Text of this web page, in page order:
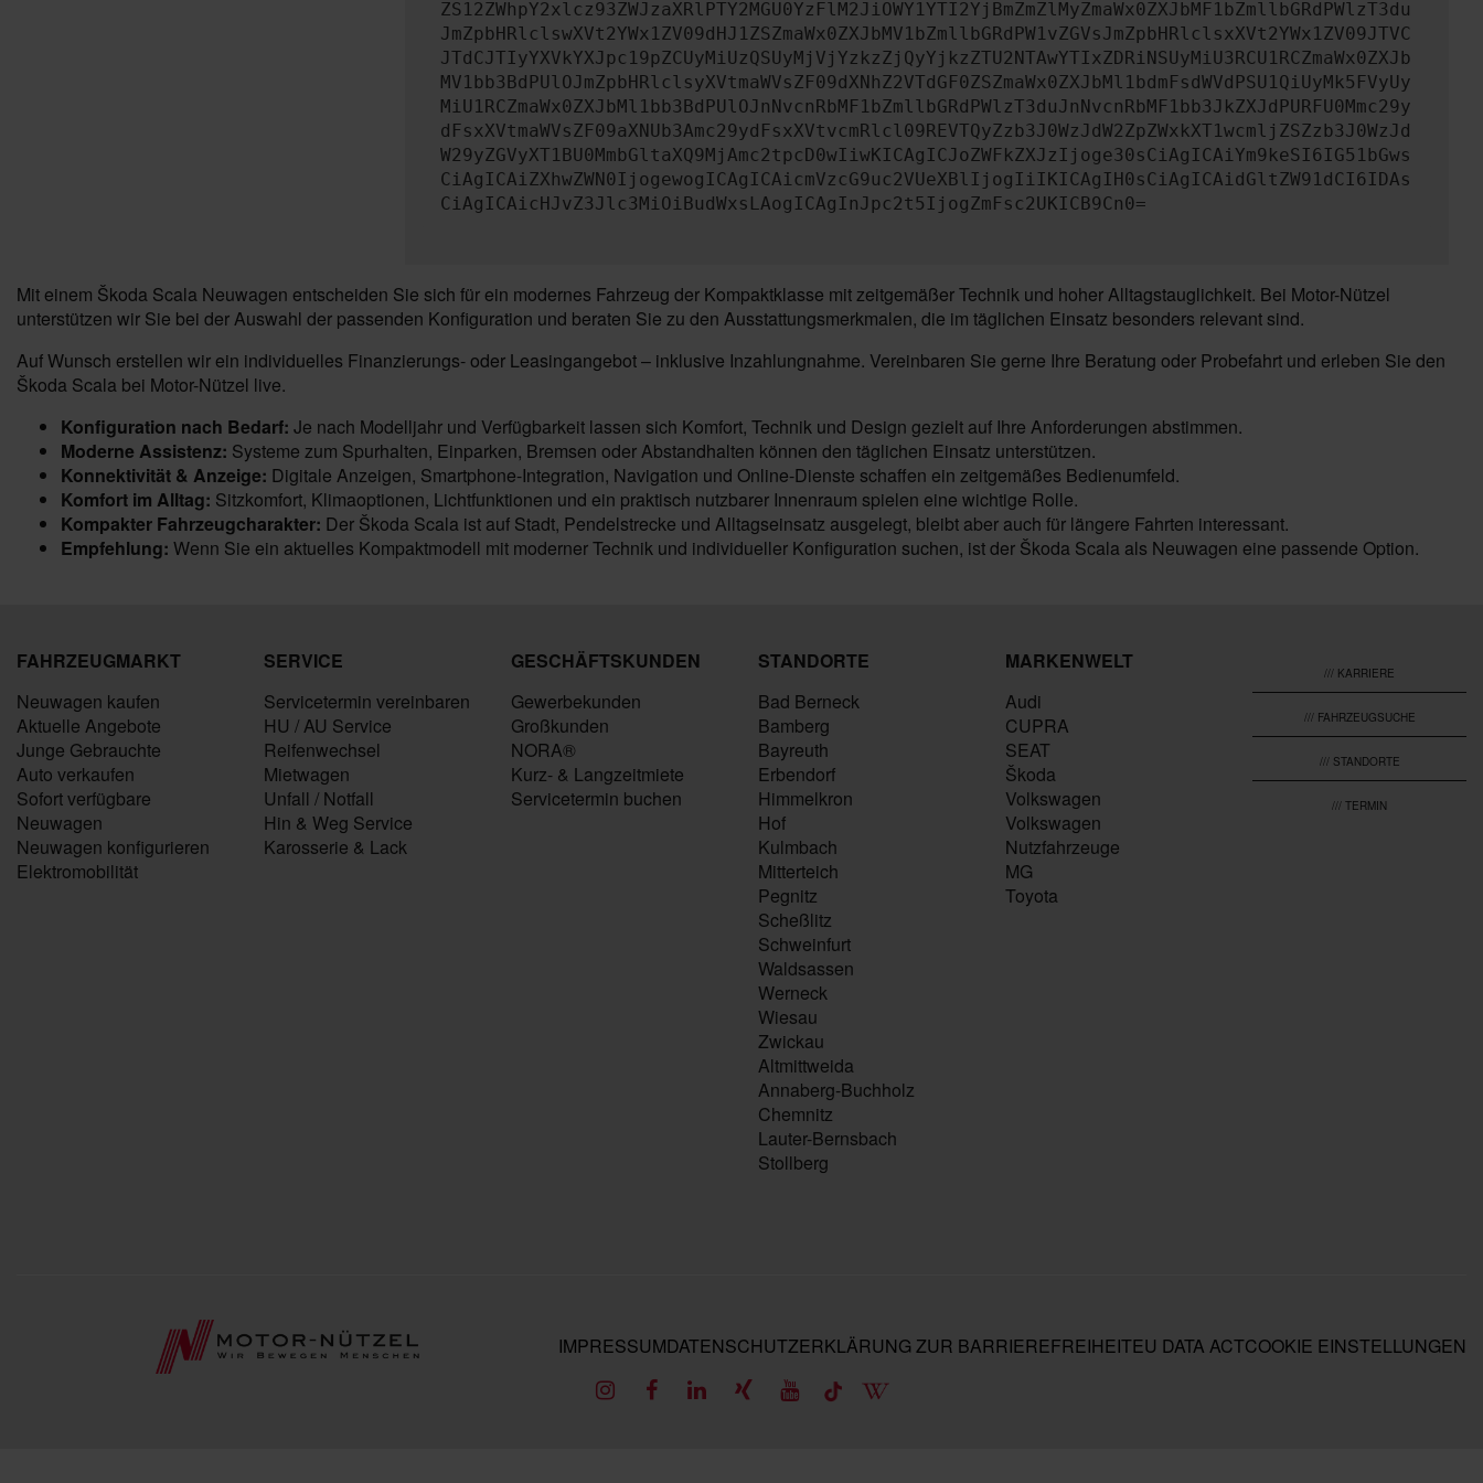
ZS12ZWhpY2xlcz93ZWJzaXRlPTY2MGU0YzFlM2JiOWY1YTI2YjBmZmZlMyZmaWx0ZXJbMF1bZmllbGRdPWlzT3du
JmZpbHRlclswXVt2YWx1ZV09dHJ1ZSZmaWx0ZXJbMV1bZmllbGRdPW1vZGVsJmZpbHRlclsxXVt2YWx1ZV09JTVC
JTdCJTIyYXVkYXJpc19pZCUyMiUzQSUyMjVjYzkzZjQyYjkzZTU2NTAwYTIxZDRiNSUyMiU3RCU1RCZmaWx0ZXJb
MV1bb3BdPUlOJmZpbHRlclsyXVtmaWVsZF09dXNhZ2VTdGF0ZSZmaWx0ZXJbMl1bdmFsdWVdPSU1QiUyMk5FVyUy
MiU1RCZmaWx0ZXJbMl1bb3BdPUlOJnNvcnRbMF1bZmllbGRdPWlzT3duJnNvcnRbMF1bb3JkZXJdPURFU0Mmc29y
dFsxXVtmaWVsZF09aXNUb3Amc29ydFsxXVtvcmRlcl09REVTQyZzb3J0WzJdW2ZpZWxkXT1wcmljZSZzb3J0WzJd
W29yZGVyXT1BU0MmbGltaXQ9MjAmc2tpcD0wIiwKICAgICJoZWFkZXJzIjoge30sCiAgICAiYm9keSI6IG51bGws
CiAgICAiZXhwZWN0IjogewogICAgICAicmVzcG9uc2VUeXBlIjogIiIKICAgIH0sCiAgICAidGltZW91dCI6IDAs
CiAgICAicHJvZ3Jlc3MiOiBudWxsLAogICAgInJpc2t5IjogZmFsc2UKICB9Cn0=
Mit einem Škoda Scala Neuwagen entscheiden Sie sich für ein modernes Fahrzeug der Kompaktklasse mit zeitgemäßer Technik und hoher Alltagstauglichkeit. Bei Motor-Nützel
unterstützen wir Sie bei der Auswahl der passenden Konfiguration und beraten Sie zu den Ausstattungsmerkmalen, die im täglichen Einsatz besonders relevant sind.
Auf Wunsch erstellen wir ein individuelles Finanzierungs- oder Leasingangebot – inklusive Inzahlungnahme. Vereinbaren Sie gerne Ihre Beratung oder Probefahrt und erleben Sie den
Škoda Scala bei Motor-Nützel live.
Konfiguration nach Bedarf: Je nach Modelljahr und Verfügbarkeit lassen sich Komfort, Technik und Design gezielt auf Ihre Anforderungen abstimmen.
Moderne Assistenz: Systeme zum Spurhalten, Einparken, Bremsen oder Abstandhalten können den täglichen Einsatz unterstützen.
Konnektivität & Anzeige: Digitale Anzeigen, Smartphone-Integration, Navigation und Online-Dienste schaffen ein zeitgemäßes Bedienumfeld.
Komfort im Alltag: Sitzkomfort, Klimaoptionen, Lichtfunktionen und ein praktisch nutzbarer Innenraum spielen eine wichtige Rolle.
Kompakter Fahrzeugcharakter: Der Škoda Scala ist auf Stadt, Pendelstrecke und Alltagseinsatz ausgelegt, bleibt aber auch für längere Fahrten interessant.
Empfehlung: Wenn Sie ein aktuelles Kompaktmodell mit moderner Technik und individueller Konfiguration suchen, ist der Škoda Scala als Neuwagen eine passende Option.
FAHRZEUGMARKT
Neuwagen kaufen
Aktuelle Angebote
Junge Gebrauchte
Auto verkaufen
Sofort verfügbare
Neuwagen
Neuwagen konfigurieren
Elektromobilität
SERVICE
Servicetermin vereinbaren
HU / AU Service
Reifenwechsel
Mietwagen
Unfall / Notfall
Hin & Weg Service
Karosserie & Lack
GESCHÄFTSKUNDEN
Gewerbekunden
Großkunden
NORA®
Kurz- & Langzeitmiete
Servicetermin buchen
STANDORTE
Bad Berneck
Bamberg
Bayreuth
Erbendorf
Himmelkron
Hof
Kulmbach
Mitterteich
Pegnitz
Scheßlitz
Schweinfurt
Waldsassen
Werneck
Wiesau
Zwickau
Altmittweida
Annaberg-Buchholz
Chemnitz
Lauter-Bernsbach
Stollberg
MARKENWELT
Audi
CUPRA
SEAT
Škoda
Volkswagen
Volkswagen
Nutzfahrzeuge
MG
Toyota
/// KARRIERE
/// FAHRZEUGSUCHE
/// STANDORTE
/// TERMIN
IMPRESSUMDATENSCHUTZERKLÄRUNG ZUR BARRIEREFREIHEITEU DATA ACTCOOKIE EINSTELLUNGEN